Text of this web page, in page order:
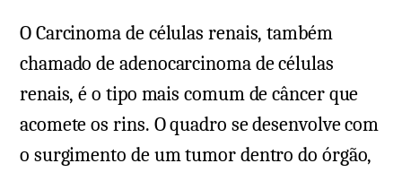
O Carcinoma de células renais, também
chamado de adenocarcinoma de células
renais, é o tipo mais comum de câncer que
acomete os rins. O quadro se desenvolve com
o surgimento de um tumor dentro do órgão,